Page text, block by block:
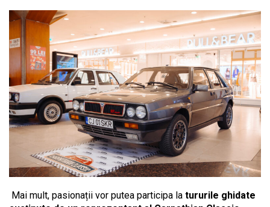
Mai mult, pasionații vor putea participa la tururile ghidate